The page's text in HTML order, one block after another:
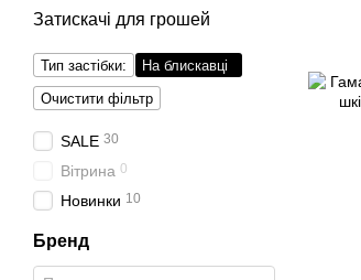
Затискачі для грошей
Тип застібки:
На блискавці
Очистити фільтр
SALE 30
Вітрина 0
Новинки 10
Бренд